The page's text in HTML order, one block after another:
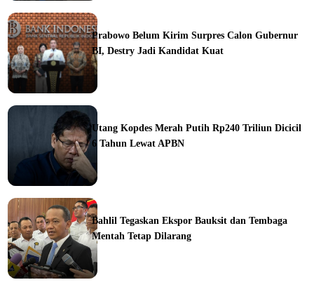
Prabowo Belum Kirim Surpres Calon Gubernur
BI, Destry Jadi Kandidat Kuat
Utang Kopdes Merah Putih Rp240 Triliun Dicicil
6 Tahun Lewat APBN
Bahlil Tegaskan Ekspor Bauksit dan Tembaga
Mentah Tetap Dilarang